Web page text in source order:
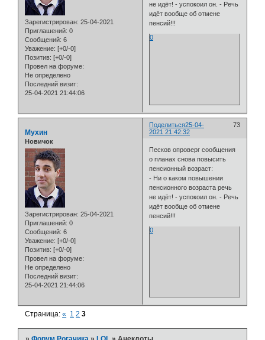
Зарегистрирован: 25-04-2021
Приглашений: 0
Сообщений: 6
Уважение: [+0/-0]
Позитив: [+0/-0]
Провел на форуме:
Не определено
Последний визит:
25-04-2021 21:44:06
не идёт! - успокоил он. - Речь
идёт вообще об отмене
пенсий!!!
0
Поделиться 73
25-04-
2021 21:42:32
Мухин
Новичок
Зарегистрирован: 25-04-2021
Приглашений: 0
Сообщений: 6
Уважение: [+0/-0]
Позитив: [+0/-0]
Провел на форуме:
Не определено
Последний визит:
25-04-2021 21:44:06
Песков опроверг сообщения
о планах снова повысить
пенсионный возраст:
- Ни о каком повышении
пенсионного возраста речь
не идёт! - успокоил он. - Речь
идёт вообще об отмене
пенсий!!!
0
Страница:« 1 2 3